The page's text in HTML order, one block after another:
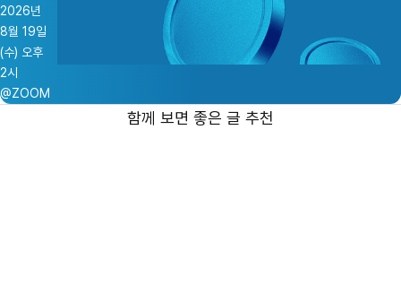
2026년
8월 19일
(수) 오후
2시
@ZOOM
함께 보면 좋은 글 추천